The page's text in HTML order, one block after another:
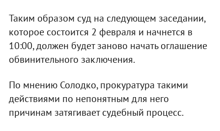
Таким образом суд на следующем заседании,
которое состоится 2 февраля и начнется в
10:00, должен будет заново начать оглашение
обвинительного заключения.
По мнению Солодко, прокуратура такими
действиями по непонятным для него
причинам затягивает судебный процесс.